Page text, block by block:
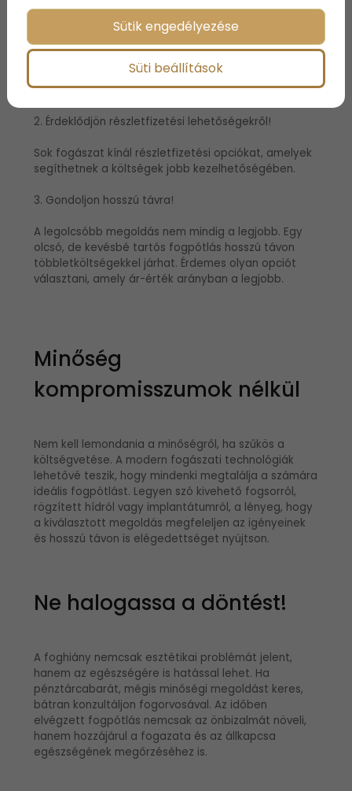
A fogpótlás árak klinikánként eltérőek lehetnek,
ezért érdemes több helyről ajánlatot kérni. Ne csak
az árakat hasonlítsa össze, hanem a fogorvos
tapasztalatát és a használt anyagok minőségét is
vegye figyelembe!
2. Érdeklődjön részletfizetési lehetőségekről!
Sok fogászat kínál részletfizetési opciókat, amelyek
segíthetnek a költségek jobb kezelhetőségében.
3. Gondoljon hosszú távra!
A legolcsóbb megoldás nem mindig a legjobb. Egy
olcsó, de kevésbé tartós fogpótlás hosszú távon
többletköltségekkel járhat. Érdemes olyan opciót
választani, amely ár-érték arányban a legjobb.
Minőség
kompromisszumok nélkül
Nem kell lemondania a minőségről, ha szűkös a
költségvetése. A modern fogászati technológiák
lehetővé teszik, hogy mindenki megtalálja a számára
ideális fogpótlást. Legyen szó kivehető fogsorról,
rögzített hídról vagy implantátumról, a lényeg, hogy
a kiválasztott megoldás megfeleljen az igényeinek
és hosszú távon is elégedettséget nyújtson.
Ne halogassa a döntést!
A foghiány nemcsak esztétikai problémát jelent,
hanem az egészségére is hatással lehet. Ha
pénztárcabarát, mégis minőségi megoldást keres,
bátran konzultáljon fogorvosával. Az időben
elvégzett fogpótlás nemcsak az önbizalmát növeli,
hanem hozzájárul a fogazata és az állkapcsa
egészségének megőrzéséhez is.
Sütik engedélyezése
Süti beállítások